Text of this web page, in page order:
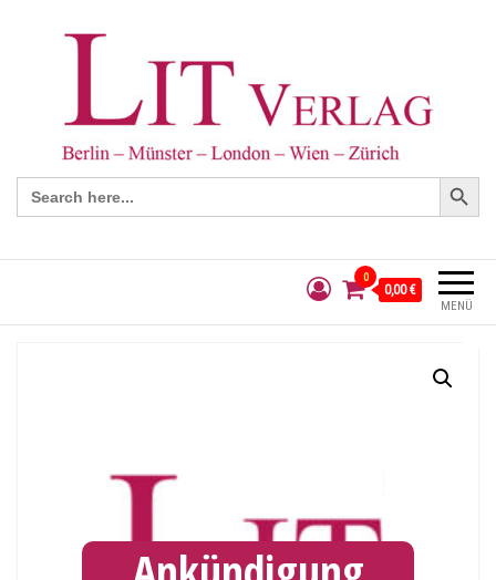
Search
for:
Search Button
MENÜ
0
0,00 €